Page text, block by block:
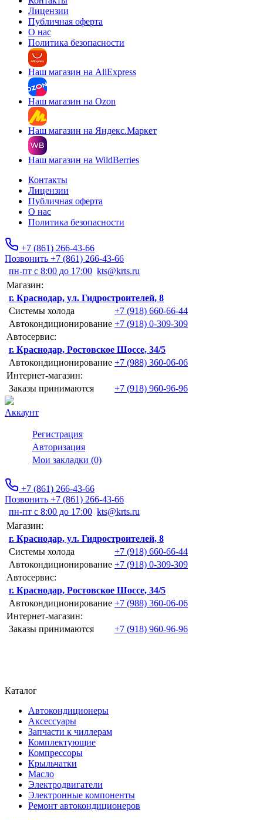
Лицензии
Публичная оферта
О нас
Политика безопасности
Наш магазин на AliExpress
Наш магазин на Ozon
Наш магазин на Яндекс.Маркет
Наш магазин на WildBerries
Контакты
Лицензии
Публичная оферта
О нас
Политика безопасности
+7 (861) 266-43-66
Позвонить +7 (861) 266-43-66
пн-пт с 8:00 до 17:00 kts@krts.ru
Магазин:
г. Краснодар, ул. Гидростроителей, 8
Системы холода
+7 (918) 660-66-44
Автокондиционирование +7 (918) 0-309-309
Автосервис:
г. Краснодар, Ростовское Шоссе, 34/5
Автокондиционирование +7 (988) 360-06-06
Интернет-магазин:
Заказы принимаются
+7 (918) 960-96-96
Аккаунт
Регистрация
Авторизация
Мои закладки (0)
+7 (861) 266-43-66
Позвонить +7 (861) 266-43-66
пн-пт с 8:00 до 17:00 kts@krts.ru
Магазин:
г. Краснодар, ул. Гидростроителей, 8
Системы холода
+7 (918) 660-66-44
Автокондиционирование +7 (918) 0-309-309
Автосервис:
г. Краснодар, Ростовское Шоссе, 34/5
Автокондиционирование +7 (988) 360-06-06
Интернет-магазин:
Заказы принимаются
+7 (918) 960-96-96
Каталог
Автокондиционеры
Аксессуары
Запчасти к чиллерам
Комплектующие
Компрессоры
Крыльчатки
Масло
Электродвигатели
Электронные компоненты
Ремонт автокондиционеров